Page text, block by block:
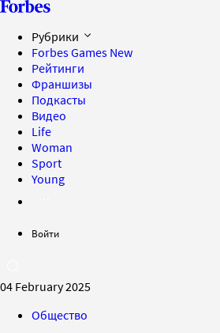
Рубрики
Forbes Games New
Рейтинги
Франшизы
Подкасты
Видео
Life
Woman
Sport
Young
Войти
04 February 2025
Общество